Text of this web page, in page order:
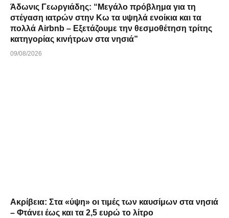
Άδωνις Γεωργιάδης: “Μεγάλο πρόβλημα για τη
στέγαση ιατρών στην Κω τα υψηλά ενοίκια και τα
πολλά Airbnb – Εξετάζουμε την θεσμοθέτηση τρίτης
κατηγορίας κινήτρων στα νησιά”
09/08/2026
Ακρίβεια: Στα «ύψη» οι τιμές των καυσίμων στα νησιά
– Φτάνει έως και τα 2,5 ευρώ το λίτρο